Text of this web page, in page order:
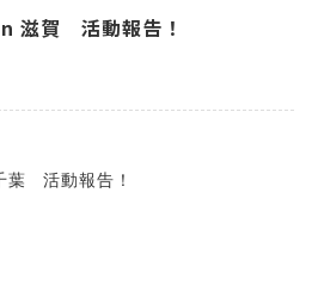
滋賀 活動報告！